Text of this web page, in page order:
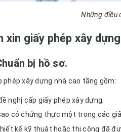
Những điều
xin giấy phép xây
bị hồ sơ.
phép xây dựng nhà cao tầng gồm:
nghị cấp giấy phép xây dựng;
có chứng thực một trong các
kế kỹ thuật hoặc thi công đã